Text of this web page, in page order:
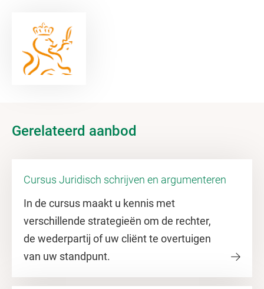
Gerelateerd aanbod
Cursus Juridisch schrijven en argumenteren
In de cursus maakt u kennis met
verschillende strategieën om de rechter,
de wederpartij of uw cliënt te overtuigen
van uw standpunt.